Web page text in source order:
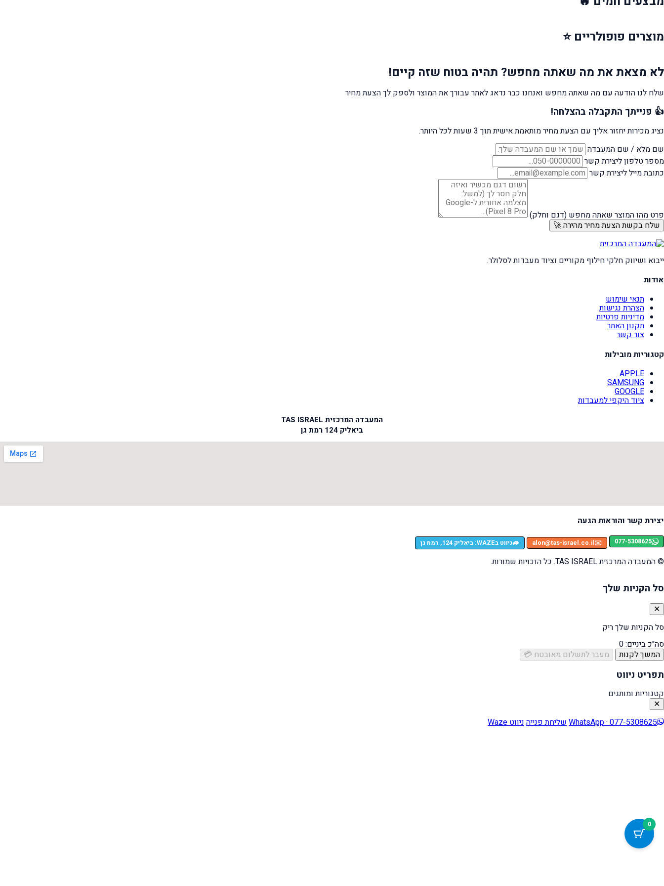
מוצרים פופולריים ⭐
לא מצאת את מה שאתה מחפש? תהיה בטוח שזה קיים!
שלח לנו הודעה עם מה שאתה מחפש ואנחנו כבר נדאג לאתר עבורך את המוצר ולספק לך הצעת מחיר
👍 פנייתך התקבלה בהצלחה!
נציג מכירות יחזור אליך עם הצעת מחיר מותאמת אישית תוך 3 שעות לכל היותר.
שם מלא / שם המעבדה
מספר טלפון ליצירת קשר
כתובת מייל ליצירת קשר
פרט מהו המוצר שאתה מחפש (דגם וחלק)
שלח בקשת הצעת מחיר מהירה 🚀
ייבוא ושיווק חלקי חילוף מקוריים וציוד מעבדות לסלולר.
אודות
תנאי שימוש
הצהרת נגישות
מדיניות פרטיות
תקנון האתר
צור קשר
קטגוריות מובילות
APPLE
SAMSUNG
GOOGLE
ציוד היקפי למעבדות
המעבדה המרכזית TAS ISRAEL
ביאליק 124 רמת גן
יצירת קשר והוראות הגעה
077-5308625
✉️
alon@tas-israel.co.il
🚙ניווט בWAZE: ביאליק 124, רמת גן
© המעבדה המרכזית TAS ISRAEL. כל הזכויות שמורות.
סל הקניות שלך
✕
סל הקניות שלך ריק
סה"כ ביניים:0
המשך לקנות
מעבר לתשלום מאובטח 💳
תפריט ניווט
קטגוריות ומותגים
✕
WhatsApp · 077-5308625שליחת פנייהניווט Waze
0